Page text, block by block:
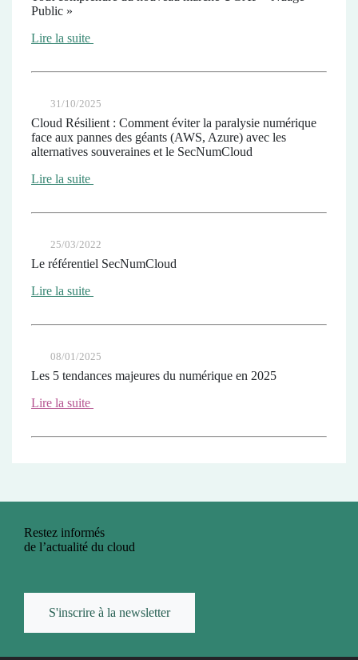
Public »
Lire la suite
31/10/2025
Cloud Résilient : Comment éviter la paralysie numérique
face aux pannes des géants (AWS, Azure) avec les
alternatives souveraines et le SecNumCloud
Lire la suite
25/03/2022
Le référentiel SecNumCloud
Lire la suite
08/01/2025
Les 5 tendances majeures du numérique en 2025
Lire la suite
Restez informés
de l’actualité du cloud
S'inscrire à la newsletter